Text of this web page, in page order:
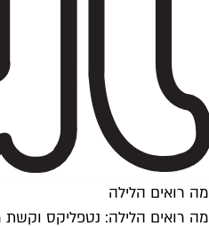
מה רואים הלילה
מה רואים הלילה: נטפליקס